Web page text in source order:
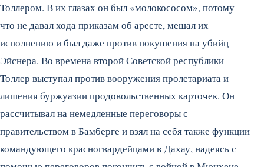
Толлером. В их глазах он был «молокососом», потому
что не давал хода приказам об аресте, мешал их
исполнению и был даже против покушения на убийц
Эйснера. Во времена второй Советской республики
Толлер выступал против вооружения пролетариата и
лишения буржуазии продовольственных карточек. Он
рассчитывал на немедленные переговоры с
правительством в Бамберге и взял на себя также функции
командующего красногвардейцами в Дахау, надеясь с